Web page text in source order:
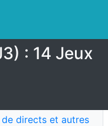
: 14 Jeux
directs et autres